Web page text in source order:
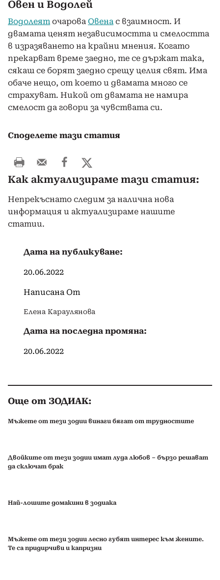
Овен и Водолей
Водолеят очарова Овена с взаимност. И
двамата ценят независимостта и смелостта
в изразяването на крайни мнения. Когато
прекарват време заедно, те се държат така,
сякаш се борят заедно срещу целия свят. Има
обаче нещо, от което и двамата много се
страхуват. Никой от двамата не намира
смелост да говори за чувствата си.
Споделете тази статия
Как актуализираме тази статия:
Непрекъснато следим за налична нова
информация и актуализираме нашите
статии.
Дата на публикуване:
20.06.2022
Написана От
Елена Караулянова
Дата на последна промяна:
20.06.2022
Още от ЗОДИАК:
Мъжете от тези зодии винаги бягат от трудностите
Двойките от тези зодии имат луда любов – бързо решават
да сключат брак
Най-лошите домакини в зодиака
Мъжете от тези зодии лесно губят интерес към жените.
Те са придирчиви и капризни